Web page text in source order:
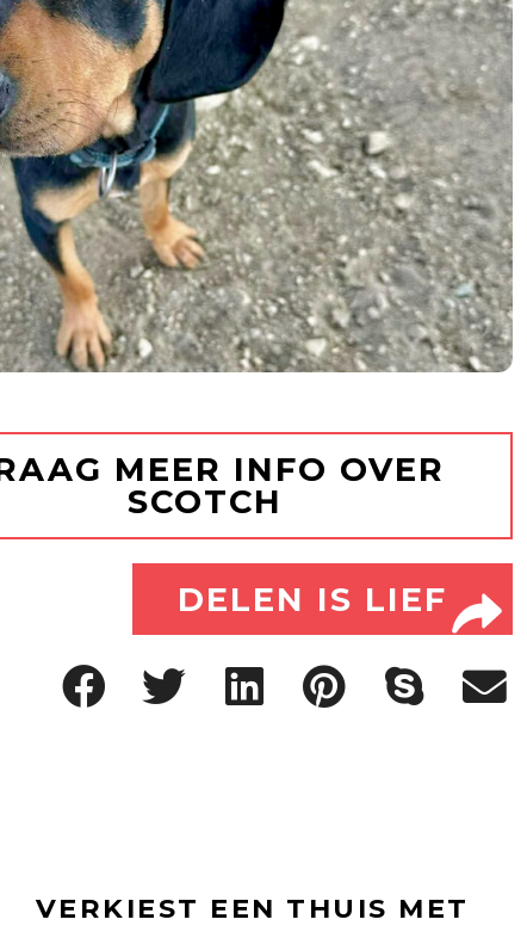
MEER INFO OVER
SCOTCH
DELEN IS LIEF
VERKIEST EEN THUIS MET